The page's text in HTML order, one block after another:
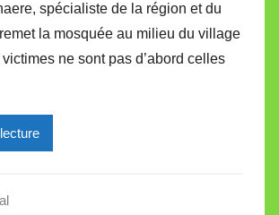
r
M
i
spécialiste de la région et du
la mosquée au milieu du village
ne sont pas d’abord celles